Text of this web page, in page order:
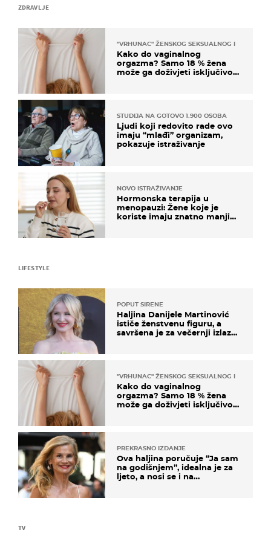
ZDRAVLJE
"VRHUNAC" ŽENSKOG SEKSUALNOG ISKUSTVA
Kako do vaginalnog
orgazma? Samo 18 % žena
može ga doživjeti isključivo
STUDIJA NA GOTOVO 1.900 OSOBA
Ljudi koji redovito rade ovo
imaju “mlađi” organizam,
pokazuje istraživanje
NOVO ISTRAŽIVANJE
Hormonska terapija u
menopauzi: Žene koje je
koriste imaju znatno manji
TV
LIFESTYLE
POPUT SIRENE
Haljina Danijele Martinović
ističe ženstvenu figuru, a
savršena je za večernji izlazak
"VRHUNAC" ŽENSKOG SEKSUALNOG ISKUSTVA
Kako do vaginalnog
orgazma? Samo 18 % žena
može ga doživjeti isključivo
PREKRASNO IZDANJE
Ova haljina poručuje “Ja sam
na godišnjem”, idealna je za
ljeto, a nosi se i na